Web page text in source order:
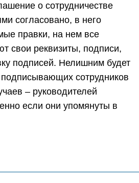
о сотрудничестве
согласовано, в него
правки, на нем все
свои реквизиты, подписи,
подписей. Нелишним будет
подписывающих сотрудников
– руководителей
если они упомянуты в